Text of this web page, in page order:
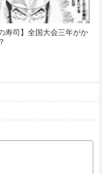
寿司】全国大会三年がか